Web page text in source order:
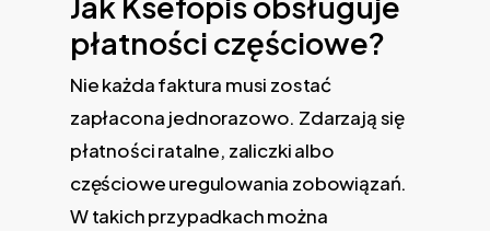
płatności częściowe?
Nie każda faktura musi zostać
zapłacona jednorazowo. Zdarzają się
płatności ratalne, zaliczki albo
częściowe uregulowania zobowiązań.
W takich przypadkach można